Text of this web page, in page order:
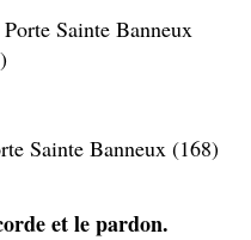
et le pardon.